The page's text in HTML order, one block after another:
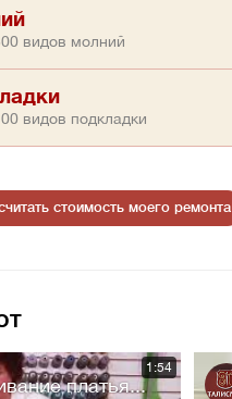
видов молний
видов подкладки
стоимость моего ремонта
платья...
1:54